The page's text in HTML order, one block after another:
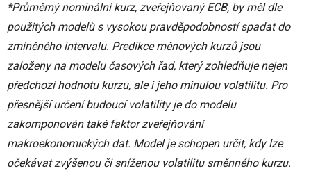
*Průměrný nominální kurz, zveřejňovaný ECB, by měl dle
použitých modelů s vysokou pravděpodobností spadat do
zmíněného intervalu. Predikce měnových kurzů jsou
založeny na modelu časových řad, který zohledňuje nejen
předchozí hodnotu kurzu, ale i jeho minulou volatilitu. Pro
přesnější určení budoucí volatility je do modelu
zakomponován také faktor zveřejňování
makroekonomických dat. Model je schopen určit, kdy lze
očekávat zvýšenou či sníženou volatilitu směnného kurzu.